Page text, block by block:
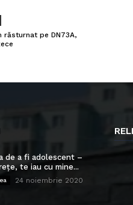
răsturnat pe DN73A,
de a fi adolescent –
te iau cu mine...
24 noiembrie 2020